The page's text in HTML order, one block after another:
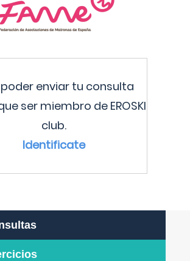
enviar tu consulta
ser miembro de EROSKI
club.
Identificate